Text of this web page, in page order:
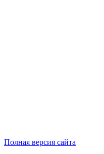
Полная версия сайта